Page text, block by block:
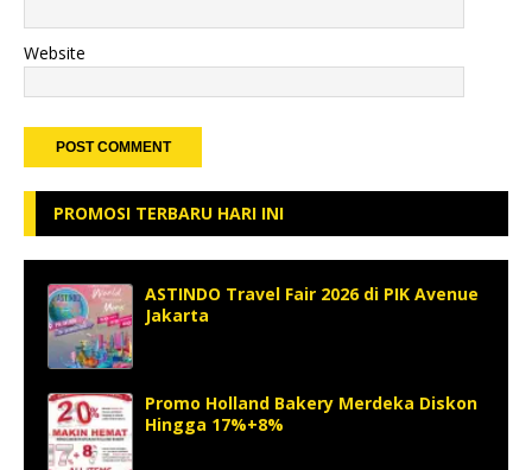
Website
PROMOSI TERBARU HARI INI
ASTINDO Travel Fair 2026 di PIK Avenue
Jakarta
Promo Holland Bakery Merdeka Diskon
Hingga 17%+8%